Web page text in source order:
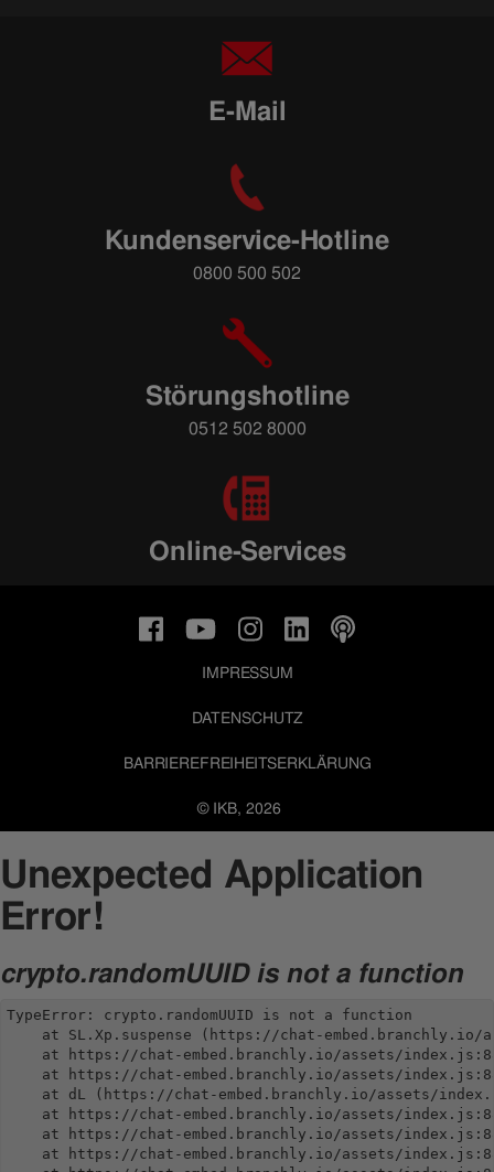
E-Mail
Kundenservice-Hotline
0800 500 502
Störungshotline
0512 502 8000
Online-Services
© IKB, 2026
IMPRESSUM
DATENSCHUTZ
BARRIEREFREIHEITSERKLÄRUNG
Unexpected Application
Error!
crypto.randomUUID is not a function
TypeError: crypto.randomUUID is not a function
at SL.Xp.suspense (https://chat-embed.branchly.io/
at https://chat-embed.branchly.io/assets/
at https://chat-embed.branchly.io/assets/
at dL (https://chat-embed.branchly.io/assets/
at https://chat-embed.branchly.io/assets/
at https://chat-embed.branchly.io/assets/
at https://chat-embed.branchly.io/assets/